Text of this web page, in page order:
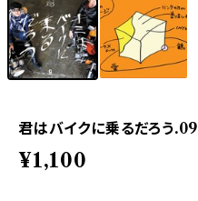
君はバイクに乗るだろう.09
¥1,100